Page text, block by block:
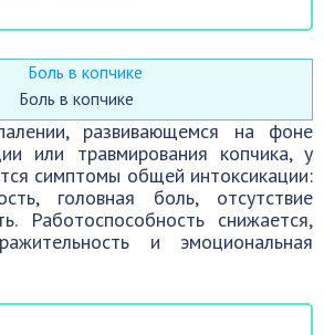
Боль в копчике
развивающемся на фоне
или травмирования копчика, у
симптомы общей интоксикации:
головная боль, отсутствие
Работоспособность снижается,
и эмоциональная